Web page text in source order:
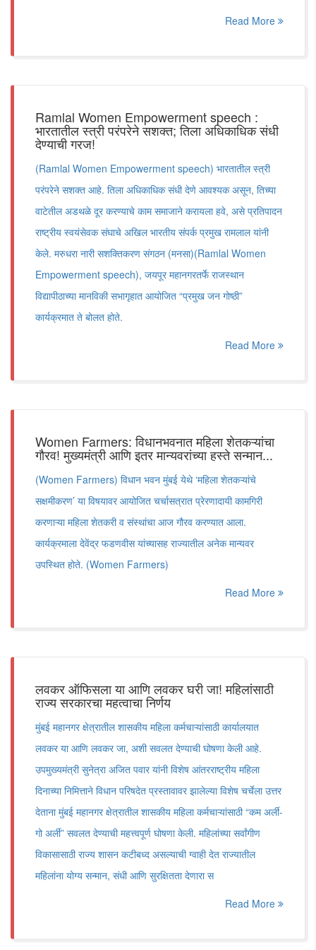
Read More
Ramlal Women Empowerment speech :
भारतातील स्त्री परंपरेने सशक्त; तिला अधिकाधिक संधी
देण्याची गरज!
(Ramlal Women Empowerment speech) भारतातील स्त्री
परंपरेने सशक्त आहे. तिला अधिकाधिक संधी देणे आवश्यक असून, तिच्या
वाटेतील अडथळे दूर करण्याचे काम समाजाने करायला हवे, असे प्रतिपादन
राष्ट्रीय स्वयंसेवक संघाचे अखिल भारतीय संपर्क प्रमुख रामलाल यांनी
केले. मरुधरा नारी सशक्तिकरण संगठन (मनसा)(Ramlal Women
Empowerment speech), जयपूर महानगरतर्फे राजस्थान
विद्यापीठाच्या मानविकी सभागृहात आयोजित “प्रमुख जन गोष्ठी”
कार्यक्रमात ते बोलत होते.
Read More
Women Farmers: विधानभवनात महिला शेतकऱ्यांचा
गौरव! मुख्यमंत्री आणि इतर मान्यवरांच्या हस्ते सन्मान...
(Women Farmers) विधान भवन मुंबई येथे ‘महिला शेतकऱ्यांचे
सक्षमीकरण’ या विषयावर आयोजित चर्चासत्रात प्रेरणादायी कामगिरी
करणाऱ्या महिला शेतकरी व संस्थांचा आज गौरव करण्यात आला.
कार्यक्रमाला देवेंद्र फडणवीस यांच्यासह राज्यातील अनेक मान्यवर
उपस्थित होते. (Women Farmers)
Read More
लवकर ऑफिसला या आणि लवकर घरी जा! महिलांसाठी
राज्य सरकारचा महत्वाचा निर्णय
मुंबई महानगर क्षेत्रातील शासकीय महिला कर्मचाऱ्यांसाठी कार्यालयात
लवकर या आणि लवकर जा, अशी सवलत देण्याची घोषणा केली आहे.
उपमुख्यमंत्री सुनेत्रा अजित पवार यांनी विशेष आंतरराष्ट्रीय महिला
दिनाच्या निमित्ताने विधान परिषदेत प्रस्तावावर झालेल्या विशेष चर्चेला उत्तर
देताना मुंबई महानगर क्षेत्रातील शासकीय महिला कर्मचाऱ्यांसाठी “कम अर्ली-
गो अर्ली” सवलत देण्याची महत्त्वपूर्ण घोषणा केली. महिलांच्या सर्वांगीण
विकासासाठी राज्य शासन कटीबध्द असल्याची ग्वाही देत राज्यातील
महिलांना योग्य सन्मान, संधी आणि सुरक्षितता देणारा स
Read More